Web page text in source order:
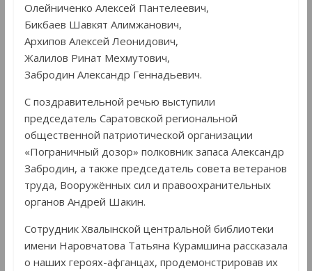
Олейниченко Алексей Пантелеевич,
Бикбаев Шавкят Алимжанович,
Архипов Алексей Леонидович,
Жалилов Ринат Мехмутович,
Забродин Александр Геннадьевич.
С поздравительной речью выступили
председатель Саратовской региональной
общественной патриотической организации
«Пограничный дозор» полковник запаса Александр
Забродин, а также председатель совета ветеранов
труда, Вооружённых сил и правоохранительных
органов Андрей Шакин.
Сотрудник Хвалынской центральной библиотеки
имени Наровчатова Татьяна Курамшина рассказала
о наших героях-афганцах, продемонстрировав их